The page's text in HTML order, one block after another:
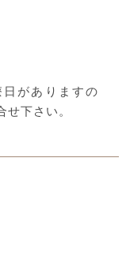
がありますの
せ下さい。